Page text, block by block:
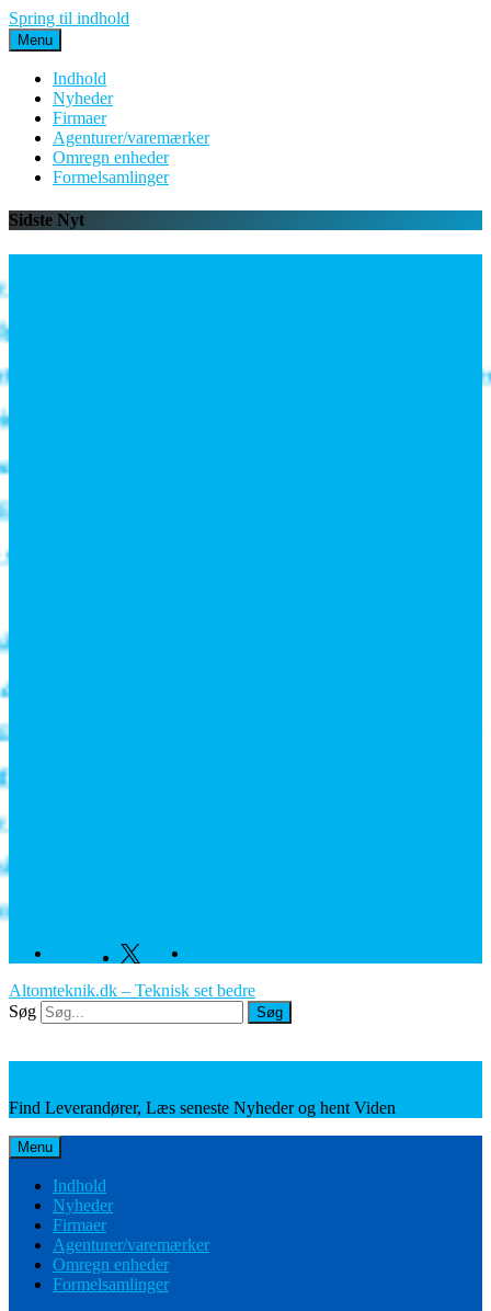
Spring til indhold
Menu
Indhold
Nyheder
Firmaer
Agenturer/varemærker
Omregn enheder
Formelsamlinger
Sidste Nyt
investering i driftssikkerhed
til både EU og Great Britain
bekræfter, at vejen frem går gennem
og belægninger i realtid
til hovedkontoret i Bagsværd
den rigtige batteripakke en konkurrencefordel
hvilken løsning mening?
øjet ikke kan se
serie med proportionale trykreduktionsventiler
komponentrensning
energieffektivitet i industrien
industri
Facebook Twitter
Altomteknik.dk – Teknisk set bedre
Søg
Søg
Find Leverandører, Læs seneste Nyheder og hent Viden
Menu
Indhold
Nyheder
Firmaer
Agenturer/varemærker
Omregn enheder
Formelsamlinger